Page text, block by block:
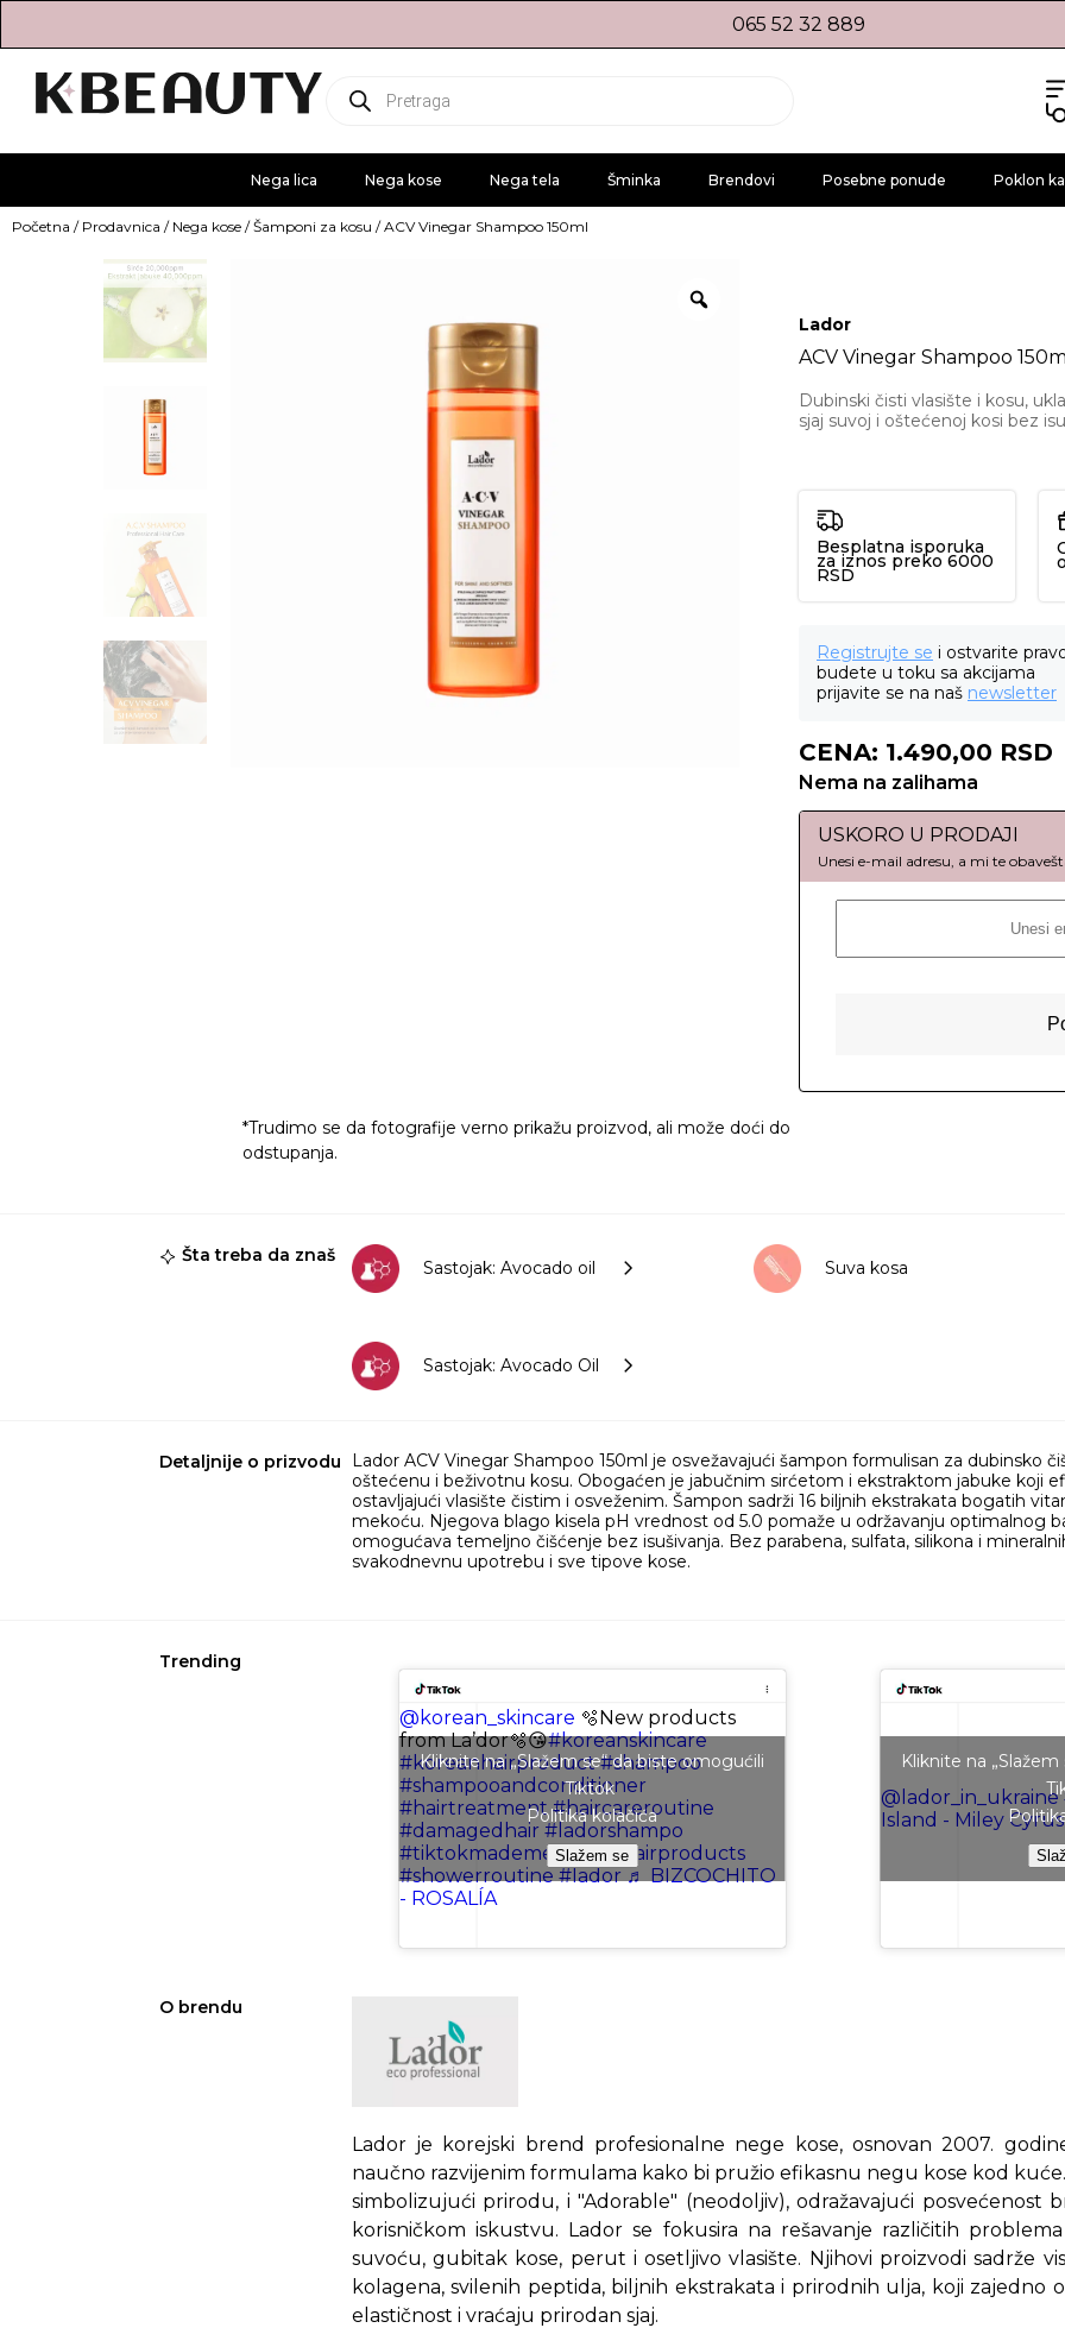
065 52 32 889
Products
search
Nega lica Nega kose Nega tela Šminka Brendovi Posebne ponude Poklon
Početna / Prodavnica / Nega kose /Šamponi za kosu / ACV Vinegar Shampoo 150ml
Lador
ACV Vinegar Shampoo 150ml
Dubinski čisti vlasište i kosu,
sjaj suvoj i oštećenoj kosi bez
Besplatna isporuka
za iznos preko 6000
RSD
Registrujte se i ostvarite
budete u toku sa akcijama
prijavite se na naš newsletter
CENA: 1.490,00 RSD
Nema na zalihama
USKORO U PRODAJI
*Trudimo se da fotografije verno prikažu proizvod, ali može doći do
odstupanja.
Šta treba da znaš
Sastojak: Avocado oil Suva kosa
Sastojak: Avocado Oil
Detaljnije o prizvodu
Lador ACV Vinegar Shampoo 150ml je osvežavajući šampon formulisan za dubinsko
oštećenu i beživotnu kosu. Obogaćen je jabučnim sirćetom i ekstraktom jabuke koji
ostavljajući vlasište čistim i osveženim. Šampon sadrži 16 biljnih ekstrakata bogatih
mekoću. Njegova blago kisela pH vrednost od 5.0 pomaže u održavanju optimalnog
omogućava temeljno čišćenje bez isušivanja. Bez parabena, sulfata, silikona i
svakodnevnu upotrebu i sve tipove kose.
Trending
@korean_skincare 🫧New products
from La’dor🫧😘#koreanskincare
#koreanhairproduct #shampoo
#shampooandconditioner
#hairtreatment #haircareroutine
#damagedhair #ladorshampo
#tiktokmademebuyit #hairproducts
#showerroutine #lador ♬ BIZCOCHITO
- ROSALÍA
Kliknite na „Slažem se“ da biste omogućili
Tiktok
Politika kolačića
Slažem se
@lador_in_ukraine
Island - Miley Cyrus
Kliknite na
O brendu
Lador je korejski brend profesionalne nege kose, osnovan 2007.
naučno razvijenim formulama kako bi pružio efikasnu negu kose kod
simbolizujući prirodu, i "Adorable" (neodoljiv), odražavajući posvećenost
korisničkom iskustvu. Lador se fokusira na rešavanje različitih
suvoću, gubitak kose, perut i osetljivo vlasište. Njihovi proizvodi sadrže
kolagena, svilenih peptida, biljnih ekstrakata i prirodnih ulja, koji
elastičnost i vraćaju prirodan sjaj.